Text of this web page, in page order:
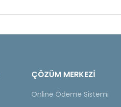
ÇÖZÜM MERKEZİ
Online Ödeme Sistemi